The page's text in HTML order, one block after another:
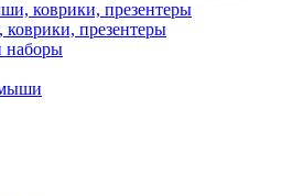
презентеры
наборы